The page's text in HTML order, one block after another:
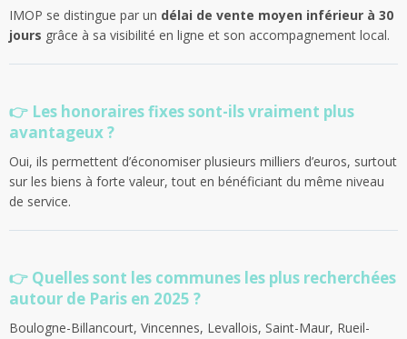
IMOP se distingue par un délai de vente moyen inférieur à 30
jours grâce à sa visibilité en ligne et son accompagnement local.
👉 Les honoraires fixes sont-ils vraiment plus
avantageux ?
Oui, ils permettent d’économiser plusieurs milliers d’euros, surtout
sur les biens à forte valeur, tout en bénéficiant du même niveau
de service.
👉 Quelles sont les communes les plus recherchées
autour de Paris en 2025 ?
Boulogne-Billancourt, Vincennes, Levallois, Saint-Maur, Rueil-